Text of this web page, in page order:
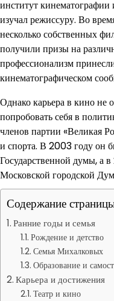
институт
изучал режиссуру. Во
несколько собственных
получили призы на
профессионализм
кинематографическом
Однако карьера в кино не
попробовать себя в
членов партии «Великая
и спорта. В 2003 году он
Государственной думы, а
Московской городской
Содержание
Ранние годы и семья
Рождение и детство
Семья Михалковых
Образование и
Карьера и достижения
Театр и кино